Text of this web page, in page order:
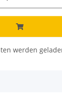
werden